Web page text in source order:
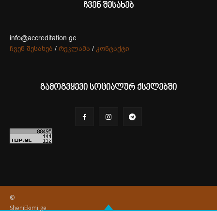
ჩვენ შესახებ
info@accreditation.ge
ჩვენ შესახებ / რეკლამა / კონტაქტი
გამოგვყევი სოციალურ ქსელებში
©
SheniEkimi.ge